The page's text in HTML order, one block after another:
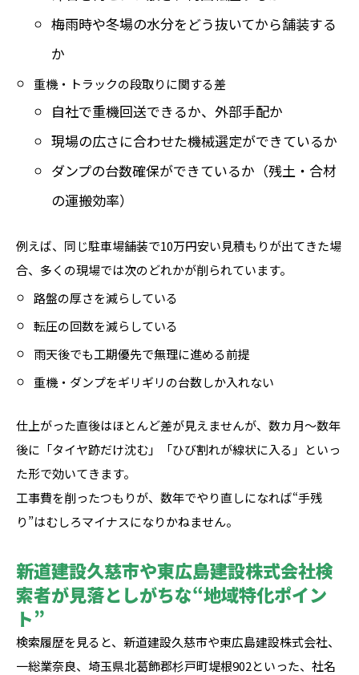
梅雨時や冬場の水分をどう抜いてから舗装する
か
重機・トラックの段取りに関する差
自社で重機回送できるか、外部手配か
現場の広さに合わせた機械選定ができているか
ダンプの台数確保ができているか（残土・合材
の運搬効率）
例えば、同じ駐車場舗装で10万円安い見積もりが出てきた場
合、多くの現場では次のどれかが削られています。
路盤の厚さを減らしている
転圧の回数を減らしている
雨天後でも工期優先で無理に進める前提
重機・ダンプをギリギリの台数しか入れない
仕上がった直後はほとんど差が見えませんが、数カ月〜数年
後に「タイヤ跡だけ沈む」「ひび割れが線状に入る」といっ
た形で効いてきます。
工事費を削ったつもりが、数年でやり直しになれば“手残
り”はむしろマイナスになりかねません。
新道建設久慈市や東広島建設株式会社検
索者が見落としがちな“地域特化ポイン
ト”
検索履歴を見ると、新道建設久慈市や東広島建設株式会社、
一総業奈良、埼玉県北葛飾郡杉戸町堤根902といった、社名